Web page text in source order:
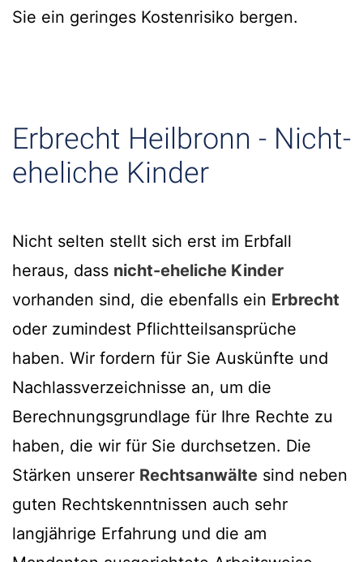
Sie ein geringes Kostenrisiko bergen.
Erbrecht Heilbronn - Nicht-
eheliche Kinder
Nicht selten stellt sich erst im Erbfall
heraus, dass nicht-eheliche Kinder
vorhanden sind, die ebenfalls ein Erbrecht
oder zumindest Pflichtteilsansprüche
haben. Wir fordern für Sie Auskünfte und
Nachlassverzeichnisse an, um die
Berechnungsgrundlage für Ihre Rechte zu
haben, die wir für Sie durchsetzen. Die
Stärken unserer Rechtsanwälte sind neben
guten Rechtskenntnissen auch sehr
langjährige Erfahrung und die am